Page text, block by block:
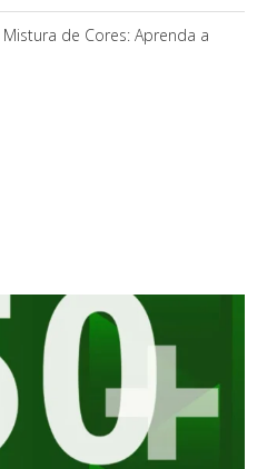
Mistura de Cores: Aprenda a